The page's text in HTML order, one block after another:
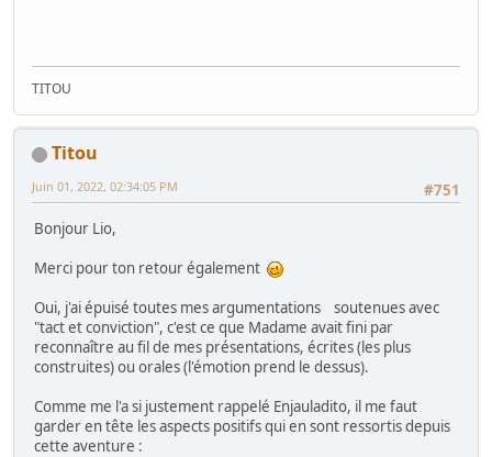
TITOU
Titou
#751
Juin 01, 2022, 02:34:05 PM
Bonjour Lio,
Merci pour ton retour également
Oui, j'ai épuisé toutes mes argumentations soutenues avec
"tact et conviction", c'est ce que Madame avait fini par
reconnaître au fil de mes présentations, écrites (les plus
construites) ou orales (l'émotion prend le dessus).
Comme me l'a si justement rappelé Enjauladito, il me faut
garder en tête les aspects positifs qui en sont ressortis depuis
cette aventure :